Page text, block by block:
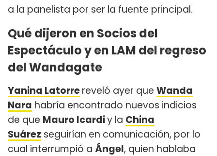
a la panelista por ser la fuente principal.
Qué dijeron en Socios del
Espectáculo y en LAM del regreso
del Wandagate
Yanina Latorrereveló ayer que Wanda
Nara habría encontrado nuevos indicios
de que Mauro Icardiy la China
Suárez seguirían en comunicación, por lo
cual interrumpió a Ángel, quien hablaba